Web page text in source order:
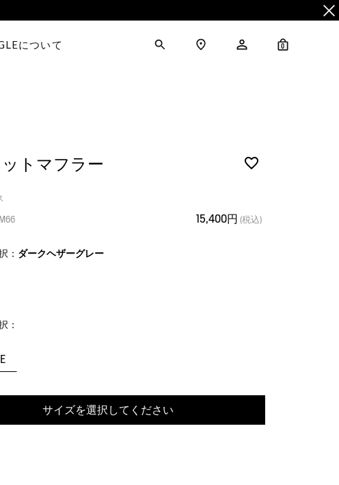
について 0
トマフラー
15,400円 (税込)
： ダークヘザーグレー
：
サイズを選択してください